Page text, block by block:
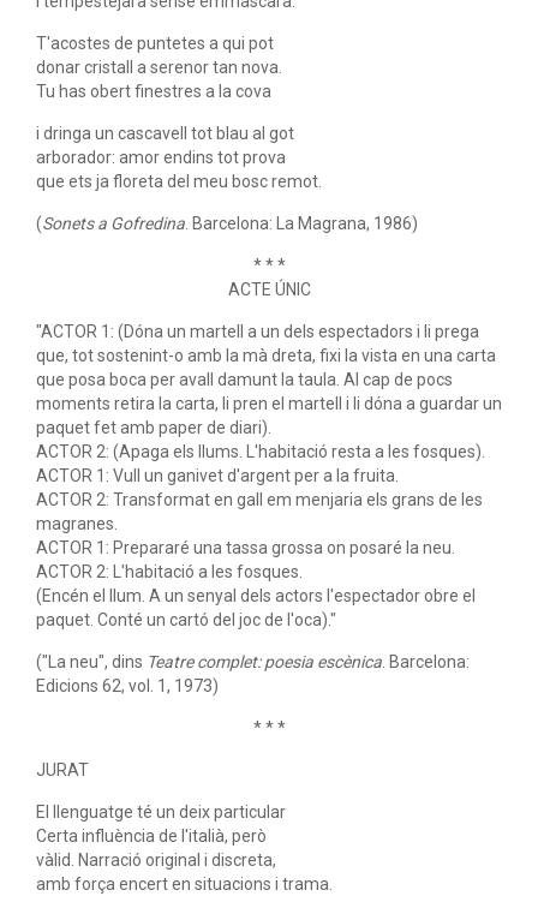
T'acostes de puntetes a qui pot
donar cristall a serenor tan nova.
Tu has obert finestres a la cova
i dringa un cascavell tot blau al got
arborador: amor endins tot prova
que ets ja floreta del meu bosc remot.
(Sonets a Gofredina . Barcelona: La Magrana, 1986)
* * *
ACTE ÚNIC
"ACTOR 1: (Dóna un martell a un dels espectadors i li prega
que, tot sostenint-o amb la mà dreta, fixi la vista en una carta
que posa boca per avall damunt la taula. Al cap de pocs
moments retira la carta, li pren el martell i li dóna a guardar un
paquet fet amb paper de diari).
ACTOR 2: (Apaga els llums. L'habitació resta a les fosques).
ACTOR 1: Vull un ganivet d'argent per a la fruita.
ACTOR 2: Transformat en gall em menjaria els grans de les
magranes.
ACTOR 1: Prepararé una tassa grossa on posaré la neu.
ACTOR 2: L'habitació a les fosques.
(Encén el llum. A un senyal dels actors l'espectador obre el
paquet. Conté un cartó del joc de l'oca)."
("La neu", dins Teatre complet: poesia escènica . Barcelona:
Edicions 62, vol. 1, 1973)
* * *
JURAT
El llenguatge té un deix particular
Certa influència de l'italià, però
vàlid. Narració original i discreta,
amb força encert en situacions i trama.